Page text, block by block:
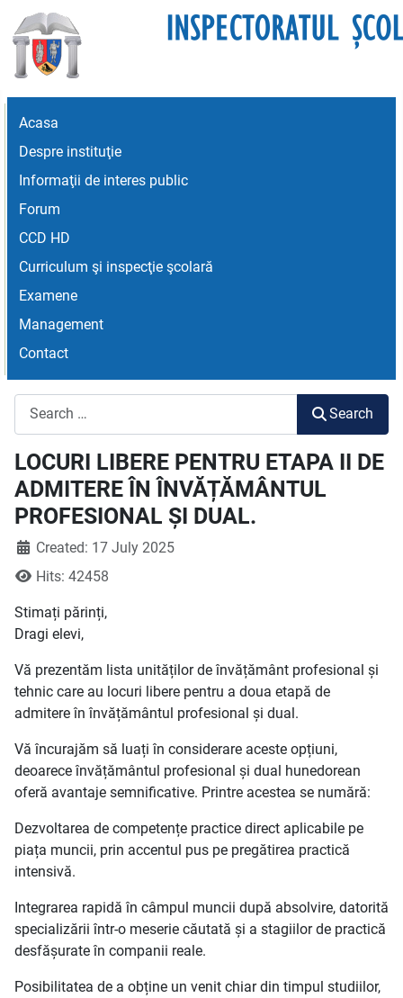
Acasa
Despre instituţie
Informaţii de interes public
Forum
CCD HD
Curriculum şi inspecţie şcolară
Examene
Management
Contact
Search
LOCURI LIBERE PENTRU ETAPA II DE
ADMITERE ÎN ÎNVĂȚĂMÂNTUL
PROFESIONAL ȘI DUAL.
Created: 17 July 2025
Hits: 42458
Stimați părinți,
Dragi elevi,
Vă prezentăm lista unităților de învățământ profesional și
tehnic care au locuri libere pentru a doua etapă de
admitere în învățământul profesional și dual.
Vă încurajăm să luați în considerare aceste opțiuni,
deoarece învățământul profesional și dual hunedorean
oferă avantaje semnificative. Printre acestea se numără:
Dezvoltarea de competențe practice direct aplicabile pe
piața muncii, prin accentul pus pe pregătirea practică
intensivă.
Integrarea rapidă în câmpul muncii după absolvire, datorită
specializării într-o meserie căutată și a stagiilor de practică
desfășurate în companii reale.
Posibilitatea de a obține un venit chiar din timpul studiilor,